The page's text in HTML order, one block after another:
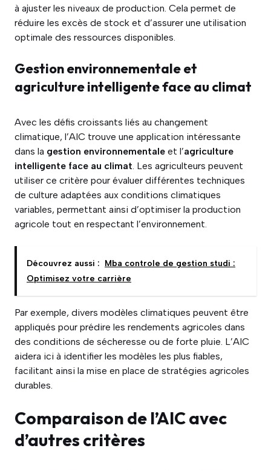
à ajuster les niveaux de production. Cela permet de
réduire les excès de stock et d’assurer une utilisation
optimale des ressources disponibles.
Gestion environnementale et
agriculture intelligente face au climat
Avec les défis croissants liés au changement
climatique, l’AIC trouve une application intéressante
dans la gestion environnementale et l’agriculture
intelligente face au climat. Les agriculteurs peuvent
utiliser ce critère pour évaluer différentes techniques
de culture adaptées aux conditions climatiques
variables, permettant ainsi d’optimiser la production
agricole tout en respectant l’environnement.
Découvrez aussi : Mba controle de gestion studi :
Optimisez votre carrière
Par exemple, divers modèles climatiques peuvent être
appliqués pour prédire les rendements agricoles dans
des conditions de sécheresse ou de forte pluie. L’AIC
aidera ici à identifier les modèles les plus fiables,
facilitant ainsi la mise en place de stratégies agricoles
durables.
Comparaison de l’AIC avec
d’autres critères